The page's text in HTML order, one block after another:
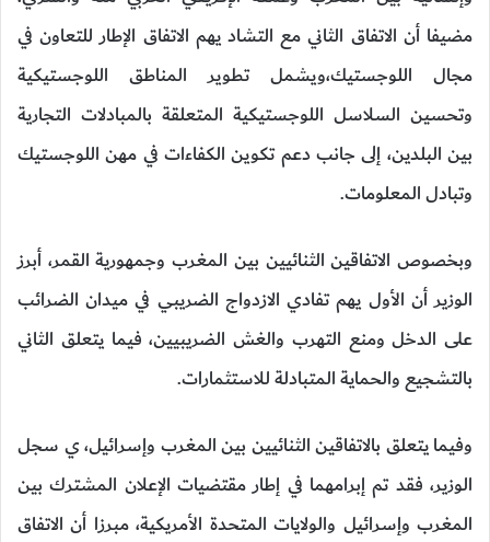
مضيفا أن الاتفاق الثاني مع التشاد يهم الاتفاق الإطار للتعاون في
مجال اللوجستيك،ويشمل تطوير المناطق اللوجستيكية
وتحسين السلاسل اللوجستيكية المتعلقة بالمبادلات التجارية
بين البلدين، إلى جانب دعم تكوين الكفاءات في مهن اللوجستيك
وتبادل المعلومات.
وبخصوص الاتفاقين الثنائيين بين المغرب وجمهورية القمر، أبرز
الوزير أن الأول يهم تفادي الازدواج الضريبي في ميدان الضرائب
على الدخل ومنع التهرب والغش الضريبيين، فيما يتعلق الثاني
بالتشجيع والحماية المتبادلة للاستثمارات.
وفيما يتعلق بالاتفاقين الثنائيين بين المغرب وإسرائيل، ي سجل
الوزير، فقد تم إبرامهما في إطار مقتضيات الإعلان المشترك بين
المغرب وإسرائيل والولايات المتحدة الأمريكية، مبرزا أن الاتفاق